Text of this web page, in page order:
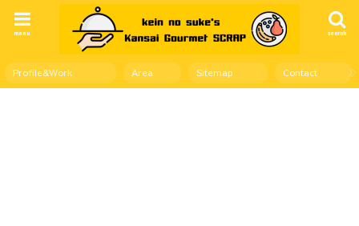
search
menu
Profile&Work Area Sitemap Contact